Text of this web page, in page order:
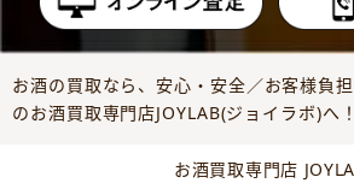
お酒の買取なら、安心・安全／お客様負
のお酒買取専門店JOYLAB(ジョイラボ)へ！
お酒買取専門店